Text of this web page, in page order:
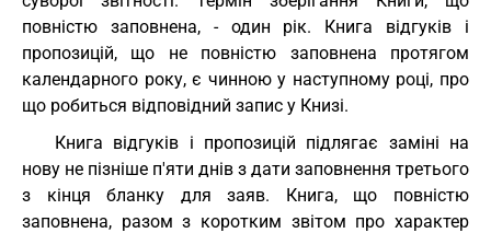
повністю заповнена, - один рік. Книга відгуків і
пропозицій, що не повністю заповнена протягом
календарного року, є чинною у наступному році, про
що робиться відповідний запис у Книзі.
Книга відгуків і пропозицій підлягає заміні на
нову не пізніше п'яти днів з дати заповнення третього
з кінця бланку для заяв. Книга, що повністю
заповнена, разом з коротким звітом про характер